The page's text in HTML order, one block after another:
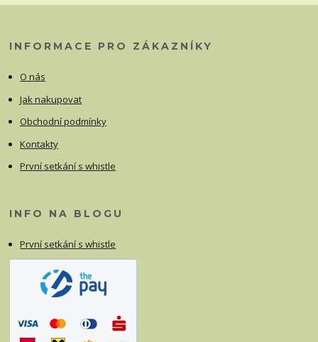
INFORMACE PRO ZÁKAZNÍKY
O nás
Jak nakupovat
Obchodní podmínky
Kontakty
První setkání s whistle
INFO NA BLOGU
První setkání s whistle